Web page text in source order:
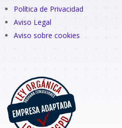
Política de Privacidad
Aviso Legal
Aviso sobre cookies